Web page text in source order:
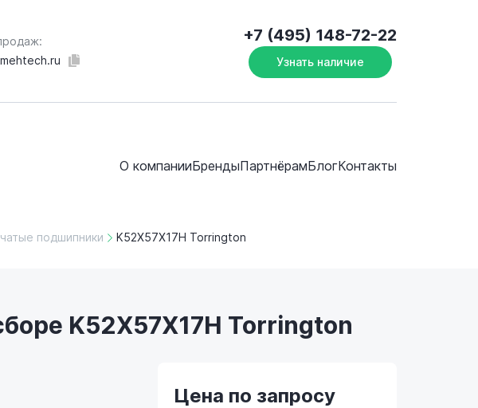
+7 (495) 148-72-22
Узнать наличие
О компанииБрендыПартнёрамБлогКонтакты
подшипники K52X57X17H Torrington
K52X57X17H Torrington
Цена по запросу